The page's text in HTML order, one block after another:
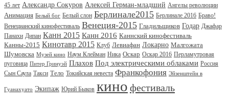
45 лет Александр Сокуров Алексей Герман-младший Ангелы революции
Анимация Белый бог Белый слон Берлинале2015 Берлинале 2016 Браво!
Венецианский кинофестиваль Венеция-2015 Гладильщиков Годар Джафар
Панахи Дипан Канн 2015 Канн 2016 Каннский кинофестиваль
Канны-2015 Кинотавр 2015 Клуб Левиафан Локарно Малгожата
Шумовска Музей кино Наум Клейман Ника Оскар Оскар 2016 Перламутровая
пуговица Питер Гринуэй Плахов Под электрическими облаками Россия
Сын Саула Такси Тело Токийская невеста Франкофония Эйзенштейн в
Гуанахуато Экипаж Юрий Быков кино фестиваль